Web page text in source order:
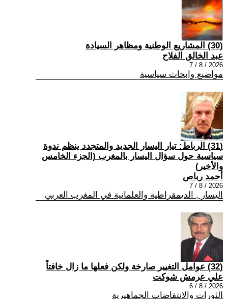
(30) المشاريع الوطنية ومظاهر السيادة
عبد الخالق الفلاح
2026 / 8 / 7
مواضيع وابحاث سياسية
(31) الرباط: تيار اليسار الجديد والمتجدد ينظم ندوة
سياسية حول سؤال اليسار بالمغرب (الجزء الخامس
والأخير)
أحمد رباص
2026 / 8 / 7
اليسار , الديمقراطية والعلمانية في المغرب العربي
(32) عوامل التغيير صارخة ولكن فعلها ما زال خافتاً
علي عرمش شوكت
2026 / 8 / 6
الثورات والانتفاضات الجماهيرية